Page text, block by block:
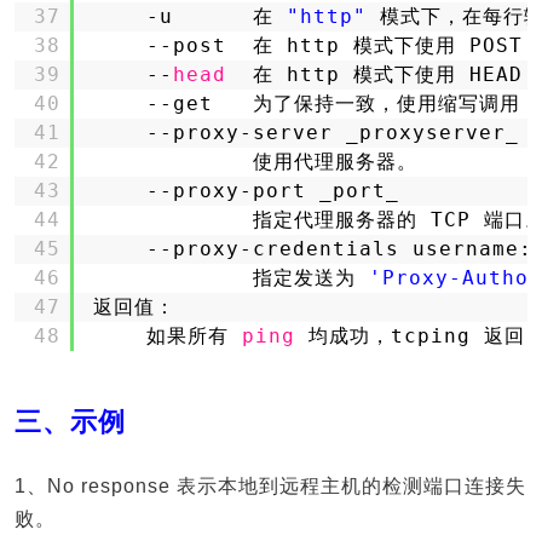
37
38
39
40
41
42
43
44
45
46
47
48
-u      在
"http"
模式下，在每行
--post  在 http 模式下使用 POST
-- head
在 http 模式下使用 HEAD
--get   为了保持一致，使用缩写调用
--proxy-server _proxyserver_
使用代理服务器。
--proxy-port _port_
指定代理服务器的 TCP 端口
--proxy-credentials
指定发送为
'Proxy-
返回值：
如果所有 ping 均成功，tcping 返回
三、示例
1、No response 表示本地到远程主机的检测端口连接失
败。